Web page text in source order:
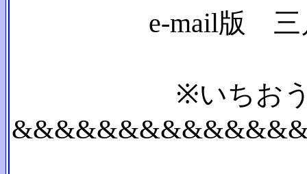
e-mail版 三月書
※いちおう出版